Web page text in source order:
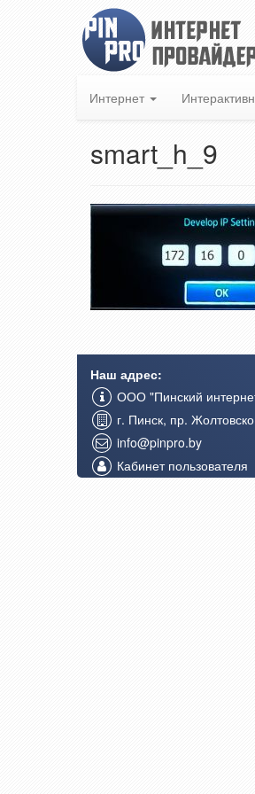
Интернет
smart_h_9
Наш адрес:
ООО "Пинский
г. Пинск, пр.
info@pinpro.by
Кабинет пользователя